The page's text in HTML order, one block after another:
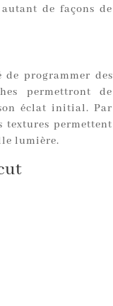
de façons de
programmer des
permettront de
éclat initial. Par
textures permettent
lumière.